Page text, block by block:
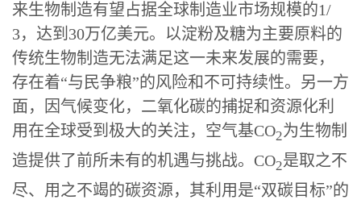
来生物制造有望占据全球制造业市场规模的1/
3，达到30万亿美元。以淀粉及糖为主要原料的
传统生物制造无法满足这一未来发展的需要，
存在着“与民争粮”的风险和不可持续性。另一方
面，因气候变化，二氧化碳的捕捉和资源化利
用在全球受到极大的关注，空气基CO2为生物制
造提供了前所未有的机遇与挑战。CO2是取之不
尽、用之不竭的碳资源，其利用是“双碳目标”的